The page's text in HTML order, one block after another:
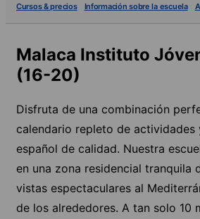
Cursos & precios Información sobre la escuela
Malaca Instituto
(16-20)
Disfruta de una combinación
calendario repleto de actividades
español de calidad. Nuestra
en una zona residencial tranquila
vistas espectaculares al
de los alrededores. A tan solo 10